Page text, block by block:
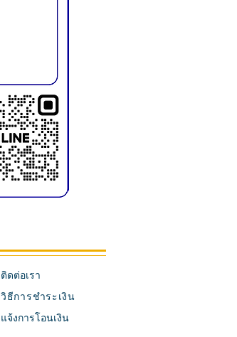
ติดต่อเรา
วิธีการชำระเงิน
แจ้งการโอนเงิน